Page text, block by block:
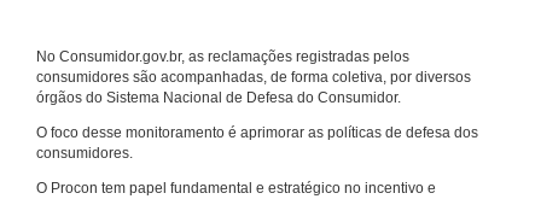
No Consumidor.gov.br, as reclamações registradas pelos
consumidores são acompanhadas, de forma coletiva, por diversos
órgãos do Sistema Nacional de Defesa do Consumidor.
O foco desse monitoramento é aprimorar as políticas de defesa dos
consumidores.
O Procon tem papel fundamental e estratégico no incentivo e